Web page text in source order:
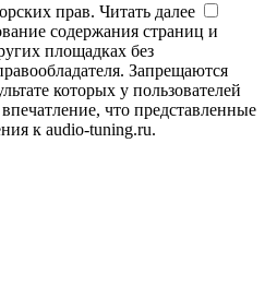
прав. Читать далее
содержания страниц и
площадках без
Запрещаются
которых у пользователей
что представленные
к audio-tuning.ru.